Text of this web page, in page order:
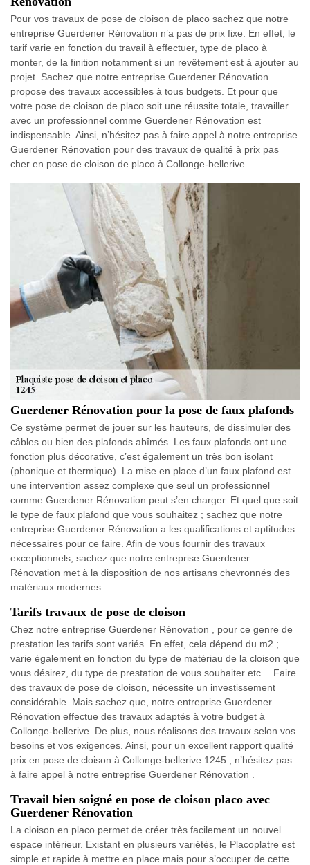
Pour vos travaux de pose de cloison de placo sachez que notre
entreprise Guerdener Rénovation n’a pas de prix fixe. En effet, le
tarif varie en fonction du travail à effectuer, type de placo à
monter, de la finition notamment si un revêtement est à ajouter au
projet. Sachez que notre entreprise Guerdener Rénovation
propose des travaux accessibles à tous budgets. Et pour que
votre pose de cloison de placo soit une réussite totale, travailler
avec un professionnel comme Guerdener Rénovation est
indispensable. Ainsi, n’hésitez pas à faire appel à notre entreprise
Guerdener Rénovation pour des travaux de qualité à prix pas
cher en pose de cloison de placo à Collonge-bellerive.
Guerdener Rénovation pour la pose de faux plafonds
Ce système permet de jouer sur les hauteurs, de dissimuler des
câbles ou bien des plafonds abîmés. Les faux plafonds ont une
fonction plus décorative, c’est également un très bon isolant
(phonique et thermique). La mise en place d’un faux plafond est
une intervention assez complexe que seul un professionnel
comme Guerdener Rénovation peut s’en charger. Et quel que soit
le type de faux plafond que vous souhaitez ; sachez que notre
entreprise Guerdener Rénovation a les qualifications et aptitudes
nécessaires pour ce faire. Afin de vous fournir des travaux
exceptionnels, sachez que notre entreprise Guerdener
Rénovation met à la disposition de nos artisans chevronnés des
matériaux modernes.
Tarifs travaux de pose de cloison
Chez notre entreprise Guerdener Rénovation , pour ce genre de
prestation les tarifs sont variés. En effet, cela dépend du m2 ;
varie également en fonction du type de matériau de la cloison que
vous désirez, du type de prestation de vous souhaiter etc… Faire
des travaux de pose de cloison, nécessite un investissement
considérable. Mais sachez que, notre entreprise Guerdener
Rénovation effectue des travaux adaptés à votre budget à
Collonge-bellerive. De plus, nous réalisons des travaux selon vos
besoins et vos exigences. Ainsi, pour un excellent rapport qualité
prix en pose de cloison à Collonge-bellerive 1245 ; n’hésitez pas
à faire appel à notre entreprise Guerdener Rénovation .
Travail bien soigné en pose de cloison placo avec
Guerdener Rénovation
La cloison en placo permet de créer très facilement un nouvel
espace intérieur. Existant en plusieurs variétés, le Placoplatre est
simple et rapide à mettre en place mais pour s’occuper de cette